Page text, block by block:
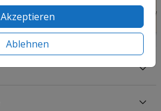
Akzeptieren
Ablehnen